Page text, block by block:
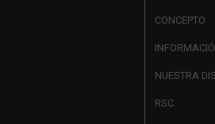
CONCEPTO
NUESTRA
RSC